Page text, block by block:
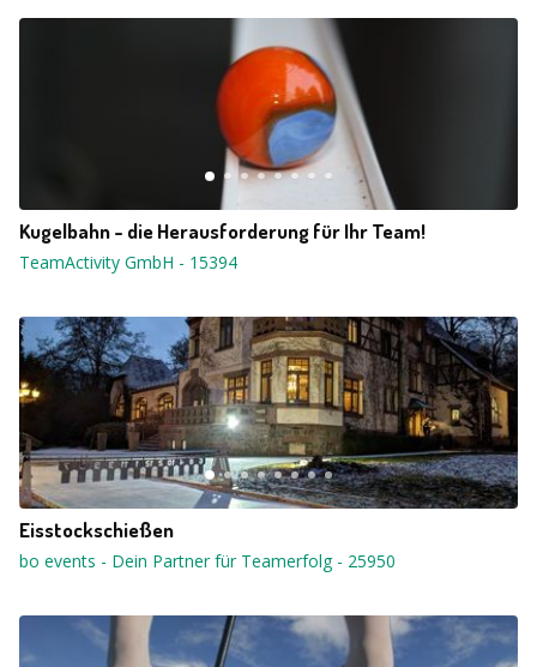
Kugelbahn - die Herausforderung für Ihr Team!
TeamActivity GmbH - 15394
Eisstockschießen
bo events - Dein Partner für Teamerfolg- 25950